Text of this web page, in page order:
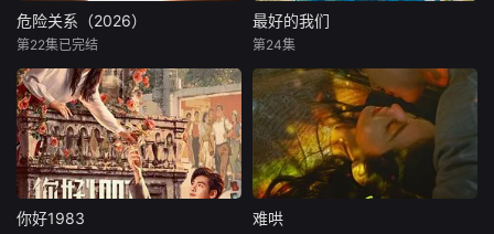
危险关系（2026）
第22集已完结
最好的我们
第24集
你好1983 难哄